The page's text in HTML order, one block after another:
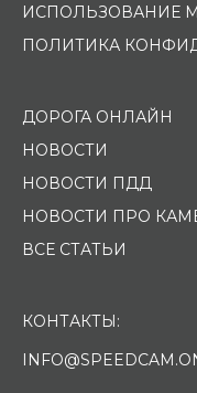
ИСПОЛЬЗОВАНИЕ
ПОЛИТИКА
ДОРОГА ОНЛАЙН
НОВОСТИ
НОВОСТИ ПДД
НОВОСТИ ПРО
ВСЕ СТАТЬИ
КОНТАКТЫ: